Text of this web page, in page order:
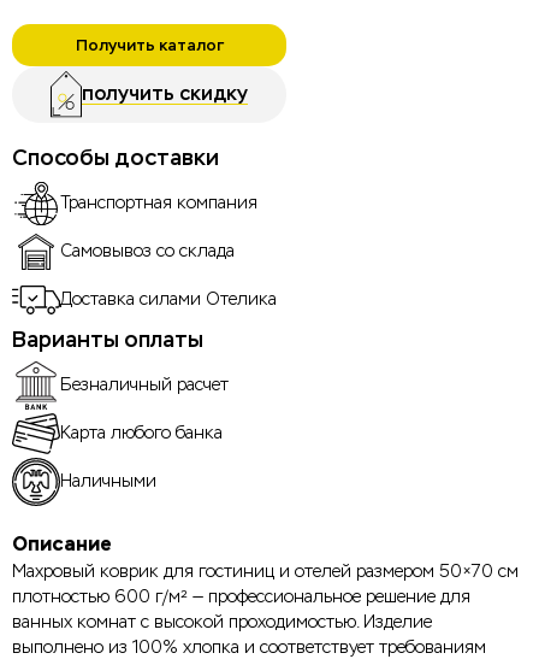
Получить каталог
получить скидку
Способы доставки
Транспортная компания
Самовывоз со склада
Доставка силами Отелика
Варианты оплаты
Безналичный расчет
Карта любого банка
Наличными
Описание
Махровый коврик для гостиниц и отелей размером 50×70 см
плотностью 600 г/м² — профессиональное решение для
ванных комнат с высокой проходимостью. Изделие
выполнено из 100% хлопка и соответствует требованиям